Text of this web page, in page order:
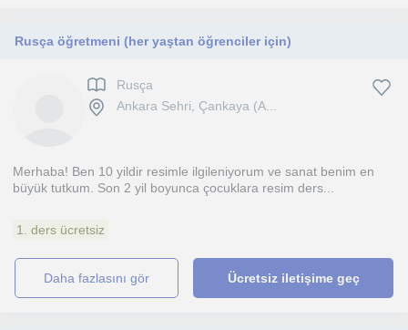
Rusça öğretmeni (her yaştan öğrenciler için)
Rusça
Ankara Sehri, Çankaya (A...
Merhaba! Ben 10 yildir resimle ilgileniyorum ve sanat benim en
büyük tutkum. Son 2 yil boyunca çocuklara resim ders...
1. ders ücretsiz
daha fazlasını gör Ücretsiz iletişime geç